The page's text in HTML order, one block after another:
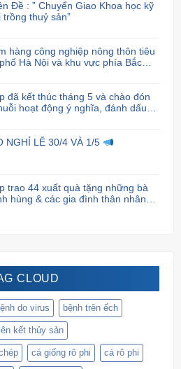
Đề : ” Chuyển Giao Khoa học kỹ
thuỷ sản”
hàng công nghiệp nông thôn tiêu
Hà Nội và khu vực phía Bắc
đã kết thúc tháng 5 và chào đón
hoạt động ý nghĩa, đánh dấu
NGHỈ LỄ 30/4 VÀ 1/5
trao 44 xuất quà tặng những bà
hùng & các gia đình thân nhân
CLOUD
do virus bệnh trên ếch
kết thủy sản
cá giống rô phi cá rô phi